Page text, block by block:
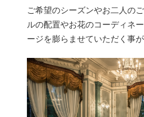
ご希望のシーズンやお二人の
ルの配置やお花のコーディネ
ージを膨らませていただく事が